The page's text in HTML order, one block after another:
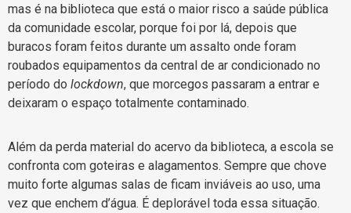
mas é na biblioteca que está o maior risco a saúde pública
da comunidade escolar, porque foi por lá, depois que
buracos foram feitos durante um assalto onde foram
roubados equipamentos da central de ar condicionado no
período do lockdown, que morcegos passaram a entrar e
deixaram o espaço totalmente contaminado.
Além da perda material do acervo da biblioteca, a escola se
confronta com goteiras e alagamentos. Sempre que chove
muito forte algumas salas de ficam inviáveis ao uso, uma
vez que enchem d’água. É deplorável toda essa situação.